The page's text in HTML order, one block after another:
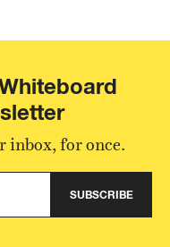
inbox, for once.
SUBSCRIBE